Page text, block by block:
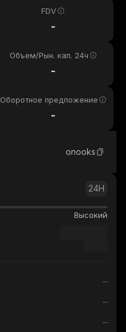
FDV
-
Объем/Рын. кап. 24ч
-
Оборотное предложение
-
onooks
24H
Высокий